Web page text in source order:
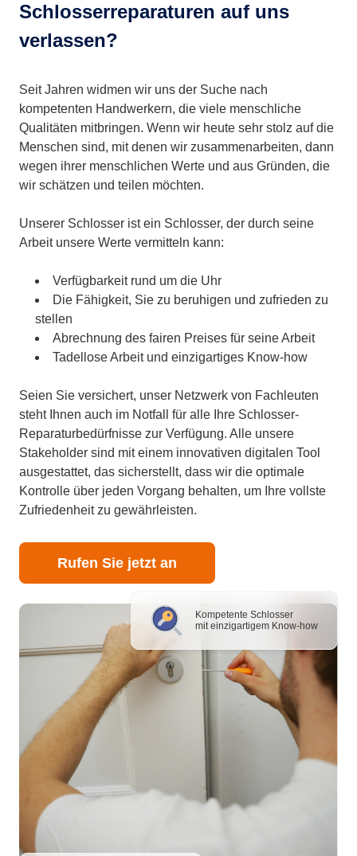
Kompetente Schlosser
mit einzigartigem Know-how
Schlosserreparaturen auf uns
verlassen?
Seit Jahren widmen wir uns der Suche nach
kompetenten Handwerkern, die viele menschliche
Qualitäten mitbringen. Wenn wir heute sehr stolz auf die
Menschen sind, mit denen wir zusammenarbeiten, dann
wegen ihrer menschlichen Werte und aus Gründen, die
wir schätzen und teilen möchten.
Unserer Schlosser ist ein Schlosser, der durch seine
Arbeit unsere Werte vermitteln kann:
Verfügbarkeit rund um die Uhr
Die Fähigkeit, Sie zu beruhigen und zufrieden zu
stellen
Abrechnung des fairen Preises für seine Arbeit
Tadellose Arbeit und einzigartiges Know-how
Seien Sie versichert, unser Netzwerk von Fachleuten
steht Ihnen auch im Notfall für alle Ihre Schlosser-
Reparaturbedürfnisse zur Verfügung. Alle unsere
Stakeholder sind mit einem innovativen digitalen Tool
ausgestattet, das sicherstellt, dass wir die optimale
Kontrolle über jeden Vorgang behalten, um Ihre vollste
Zufriedenheit zu gewährleisten.
Rufen Sie jetzt an